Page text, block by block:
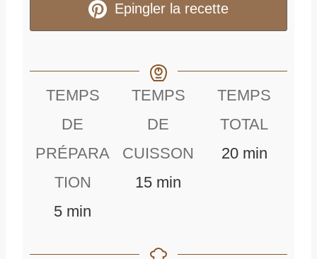
Epingler la recette
TEMPS
DE
PRÉPARA
TION
5mmin
TEMPS
DE
CUISSON
15mmin
TEMPS
TOTAL
20mmin